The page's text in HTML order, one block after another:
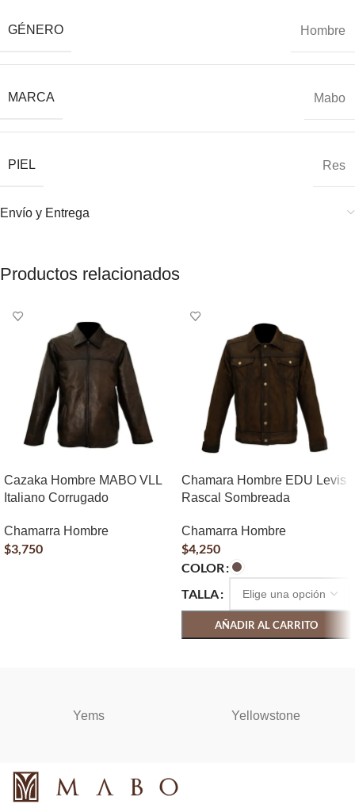
GÉNERO Hombre
MARCA Mabo
PIEL Res
Envío y Entrega
Productos relacionados
Cazaka Hombre MABO VLL
Italiano Corrugado
Chamarra Hombre
$3,750
Chamara Hombre EDU Levis
Rascal Sombreada
Chamarra Hombre
$4,250
COLOR
TALLA
AÑADIR AL CARRITO
Yems Yellowstone